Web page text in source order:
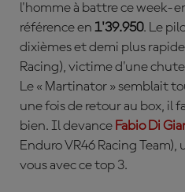
l'homme à battre ce week-
référence en 1'39.950. Le
dixièmes et demi plus
Racing), victime d'une
Le « Martinator » semblait
une fois de retour au box, il
bien. Il devance Fabio Di
Enduro VR46 Racing
vous avec ce top 3.